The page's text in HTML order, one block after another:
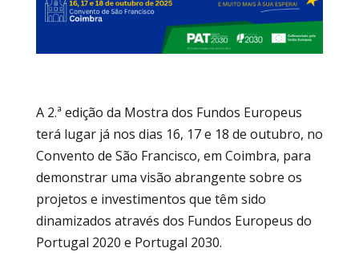
A 2.ª edição da Mostra dos Fundos Europeus
terá lugar já nos dias 16, 17 e 18 de outubro, no
Convento de São Francisco, em Coimbra, para
demonstrar uma visão abrangente sobre os
projetos e investimentos que têm sido
dinamizados através dos Fundos Europeus do
Portugal 2020 e Portugal 2030.